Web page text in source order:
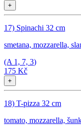
+
17) Spinachi 32 cm
smetana, mozzarella,
(A 1, 7, 3)
175 Kč
+
18) T-pizza 32 cm
tomato, mozzarella,